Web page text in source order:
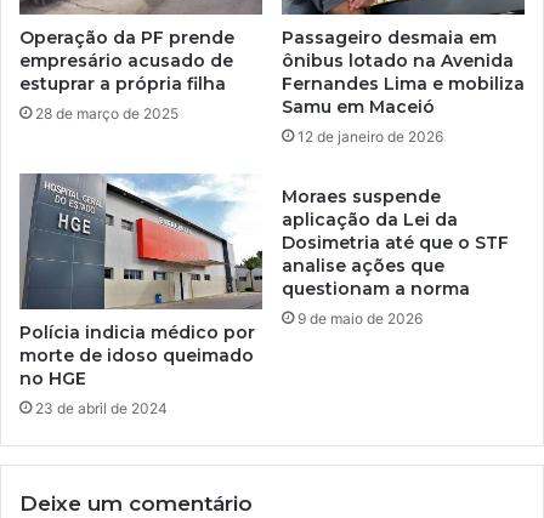
Operação da PF prende
empresário acusado de
estuprar a própria filha
28 de março de 2025
Passageiro desmaia em
ônibus lotado na Avenida
Fernandes Lima e mobiliza
Samu em Maceió
12 de janeiro de 2026
Polícia indicia médico por
morte de idoso queimado
no HGE
23 de abril de 2024
Moraes suspende
aplicação da Lei da
Dosimetria até que o STF
analise ações que
questionam a norma
9 de maio de 2026
Deixe um comentário